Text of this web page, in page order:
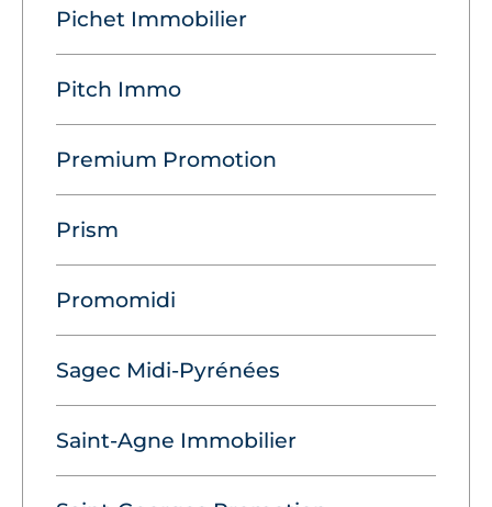
Pichet Immobilier
Pitch Immo
Premium Promotion
Prism
Promomidi
Sagec Midi-Pyrénées
Saint-Agne Immobilier